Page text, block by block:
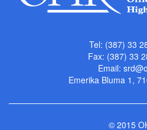
Tel: (387) 33
Fax: (387) 33
Email:
Emerika Bluma 1,
© 2015